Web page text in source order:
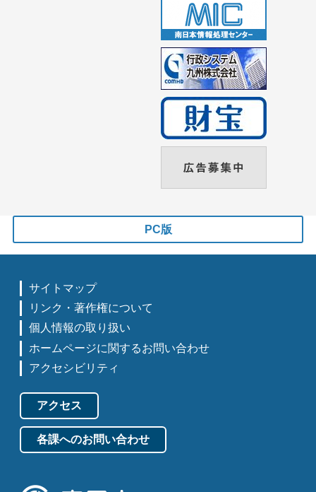
PC版
サイトマップ
リンク・著作権について
個人情報の取り扱い
ホームページに関するお問い合わせ
アクセシビリティ
アクセス
各課へのお問い合わせ